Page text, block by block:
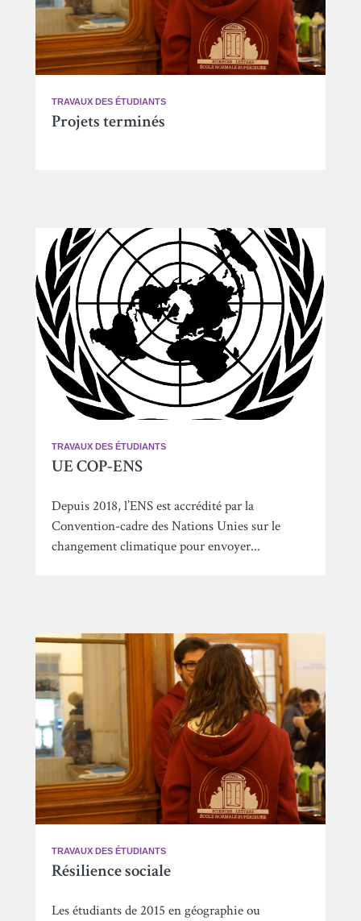
TRAVAUX DES ÉTUDIANTS
Projets terminés
TRAVAUX DES ÉTUDIANTS
UE COP-ENS
Depuis 2018, l’ENS est accrédité par la
Convention-cadre des Nations Unies sur le
changement climatique pour envoyer...
TRAVAUX DES ÉTUDIANTS
Résilience sociale
Les étudiants de 2015 en géographie ou